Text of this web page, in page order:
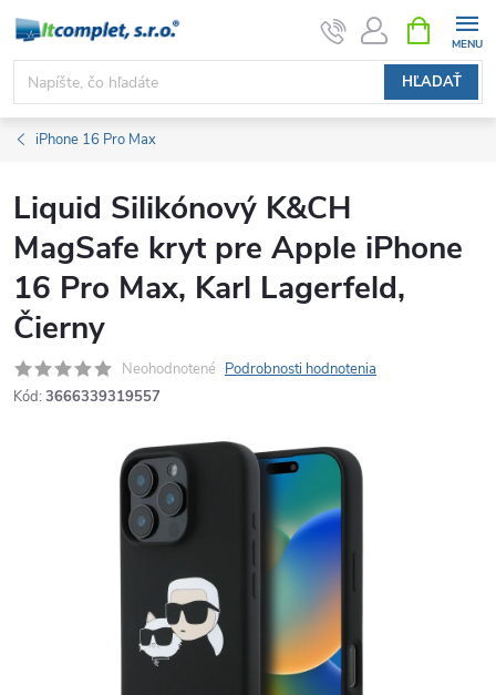
Prejsť
obsah
HĽADAŤ
KOŠÍK
iPhone 16 Pro Max
Liquid Silikónový K&CH
MagSafe kryt pre Apple iPhone
16 Pro Max, Karl Lagerfeld,
Čierny
Neohodnotené Podrobnosti hodnotenia
Kód: 3666339319557